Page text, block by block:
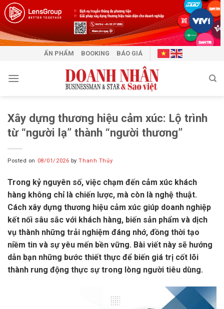
Skip
to
content
ẤN PHẨM BOOKING BÁO GIÁ
Xây dựng thương hiệu cảm xúc: Lộ trình
từ “người lạ” thành “người thương”
Posted on 08/01/2026 byThanh Thủy
Trong kỷ nguyên số, việc chạm đến cảm xúc khách
hàng không chỉ là chiến lược, mà còn là nghệ thuật.
Cách xây dựng thương hiệu cảm xúc giúp doanh nghiệp
kết nối sâu sắc với khách hàng, biến sản phẩm và dịch
vụ thành những trải nghiệm đáng nhớ, đồng thời tạo
niềm tin và sự yêu mến bền vững. Bài viết này sẽ hướng
dẫn bạn những bước thiết thực để biến giá trị cốt lõi
thành rung động thực sự trong lòng người tiêu dùng.